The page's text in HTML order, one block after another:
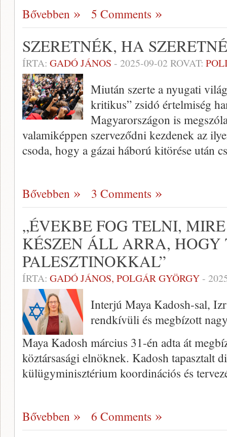
Bővebben 5 Comments
SZERETNÉK, HA
ÍRTA: GADÓ JÁNOS - 2025-09-02 ROVAT:
Miután szerte a nyugati
kritikus” zsidó értelmiség
Magyarországon is
valamiképpen szerveződni kezdenek az
csoda, hogy a gázai háború kitörése után
Bővebben 3 Comments
„ÉVEKBE FOG TELNI,
KÉSZEN ÁLL ARRA, HOGY
PALESZTINOKKAL”
ÍRTA: GADÓ JÁNOS, POLGÁR GYÖRGY-
Interjú Maya Kadosh-sal,
rendkívüli és megbízott
Maya Kadosh március 31-én adta át
köztársasági elnöknek. Kadosh tapasztalt
külügyminisztérium koordinációs és
Bővebben 6 Comments